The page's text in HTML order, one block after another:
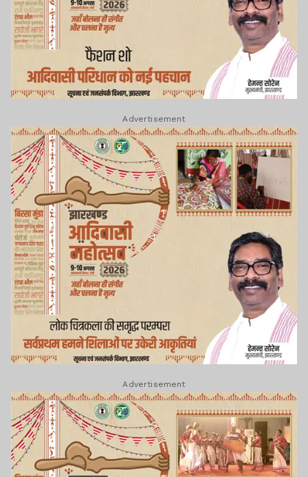
Advertisement
Advertisement